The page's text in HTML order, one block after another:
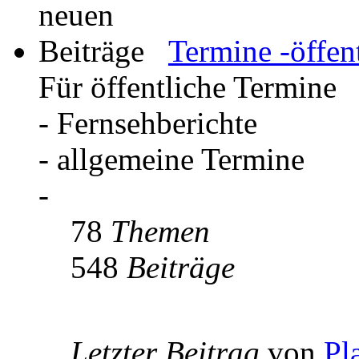
Termine -
Für öffentliche Termine
- Fernsehberichte
- allgemeine Termine
-
78 Themen
548 Beiträge